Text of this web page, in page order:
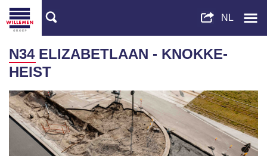
N34 ELIZABETLAAN - KNOKKE-
HEIST